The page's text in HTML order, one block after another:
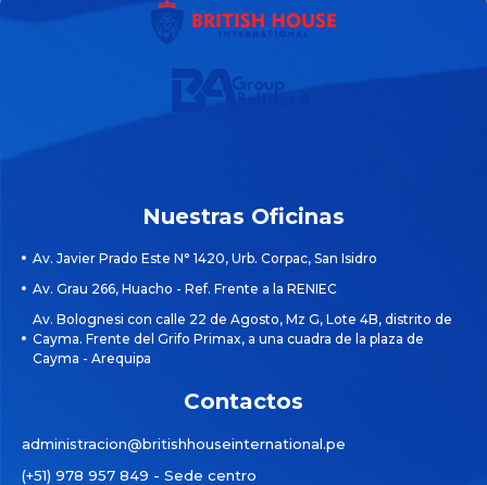
Nuestras Oficinas
Av. Javier Prado Este N° 1420, Urb. Corpac, San Isidro
Av. Grau 266, Huacho - Ref. Frente a la RENIEC
Av. Bolognesi con calle 22 de Agosto, Mz G, Lote 4B, distrito de
Cayma. Frente del Grifo Primax, a una cuadra de la plaza de
Cayma - Arequipa
Contactos
administracion@britishhouseinternational.pe
(+51) 978 957 849 - Sede centro